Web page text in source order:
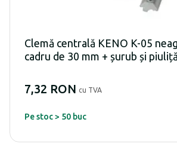
Clemă centrală KENO K-05
cadru de 30 mm + șurub și piuliță
7,32 RON cu TVA
Pe stoc > 50 buc